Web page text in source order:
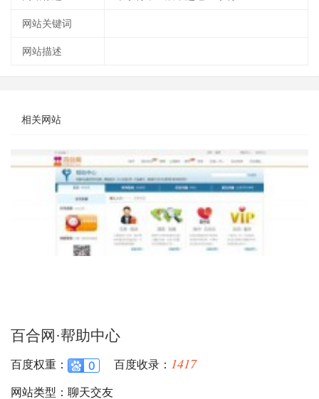
网站关键词
网站描述
相关网站
百合网·帮助中心
百度权重： 百度收录： 1417
网站类型：聊天交友